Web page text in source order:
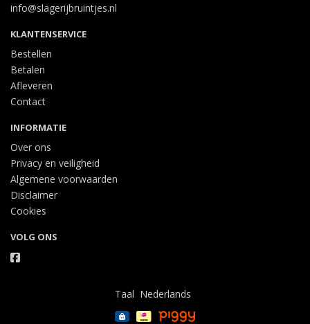
info@slagerijbruintjes.nl
KLANTENSERVICE
Bestellen
Betalen
Afleveren
Contact
INFORMATIE
Over ons
Privacy en veiligheid
Algemene voorwaarden
Disclaimer
Cookies
VOLG ONS
Taal